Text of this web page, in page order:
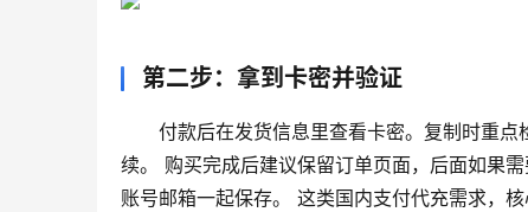
第二步：拿到卡密并验证
付款后在发货信息里查看卡密。复制时重
续。 购买完成后建议保留订单页面，后面如果
账号邮箱一起保存。 这类国内支付代充需求，